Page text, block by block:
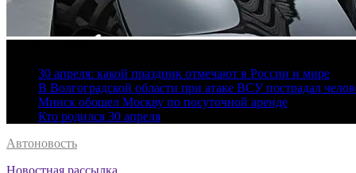
30 апреля: какой праздник отмечают в России и мире
В Волгоградской области при атаке ВСУ пострадал
Минск обошел Москву по посуточной аренде
Кто родился 30 апреля
Автоновость
Новостная рассылка